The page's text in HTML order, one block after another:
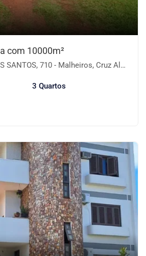
com 10000m²
SANTOS, 710 - Malheiros, Cruz Alta-RS
3 Quartos